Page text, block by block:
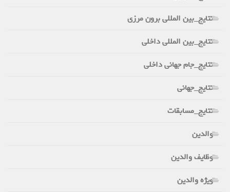
نتایج_بین المللی برون مرزی
نتایج_بین المللی داخلی
نتایج_جام جهانی داخلی
نتایج_جهانی
نتایج_مسابقات
والدین
وظایف والدین
ویژه والدین